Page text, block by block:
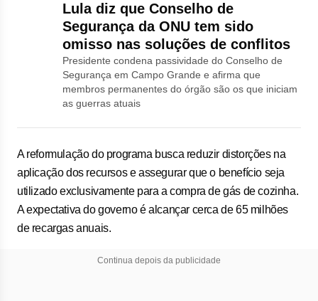
Lula diz que Conselho de
Segurança da ONU tem sido
omisso nas soluções de conflitos
Presidente condena passividade do Conselho de
Segurança em Campo Grande e afirma que
membros permanentes do órgão são os que iniciam
as guerras atuais
A reformulação do programa busca reduzir distorções na
aplicação dos recursos e assegurar que o benefício seja
utilizado exclusivamente para a compra de gás de cozinha.
A expectativa do governo é alcançar cerca de 65 milhões
de recargas anuais.
Continua depois da publicidade